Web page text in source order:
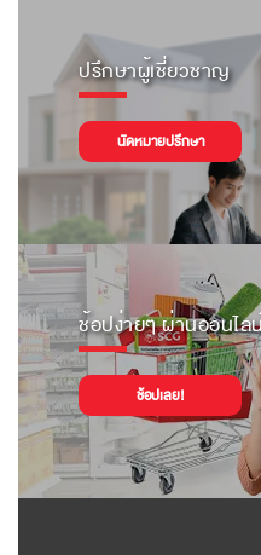
ปรึกษาผู้เชี่ยวชาญ
นัดหมายปรึกษา
ช้อปง่ายๆ ผ่านออนไล
ช้อปเลย!